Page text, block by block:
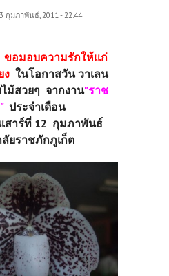
กุมภาพันธ์, 2011 - 22:44
ขอมอบความรักให้แก่
ง ในโอกาสวัน วาเลน
ม้สวยๆ จากงาน"ราช
ประจำเดือน
าร์ที่ 12 กุมภาพันธ์
ยราชภักภูเก็ต